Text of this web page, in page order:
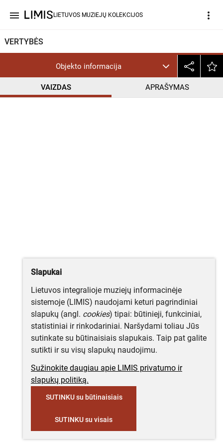
menu LIETUVOS MUZIEJŲ KOLEKCIJOS more_vert
VERTYBĖS
Objekto informacija
VAIZDAS APRAŠYMAS
CC BY-NC
Slapukai
Lietuvos integralioje muziejų informacinėje
sistemoje (LIMIS) naudojami keturi pagrindiniai
slapukų (angl. cookies) tipai: būtinieji, funkciniai,
statistiniai ir rinkodariniai. Naršydami toliau Jūs
sutinkate su būtinaisiais slapukais. Taip pat galite
sutikti ir su visų slapukų naudojimu.
Sužinokite daugiau apie LIMIS privatumo ir
slapukų politiką.
SUTINKU su būtinaisiais
SUTINKU su visais